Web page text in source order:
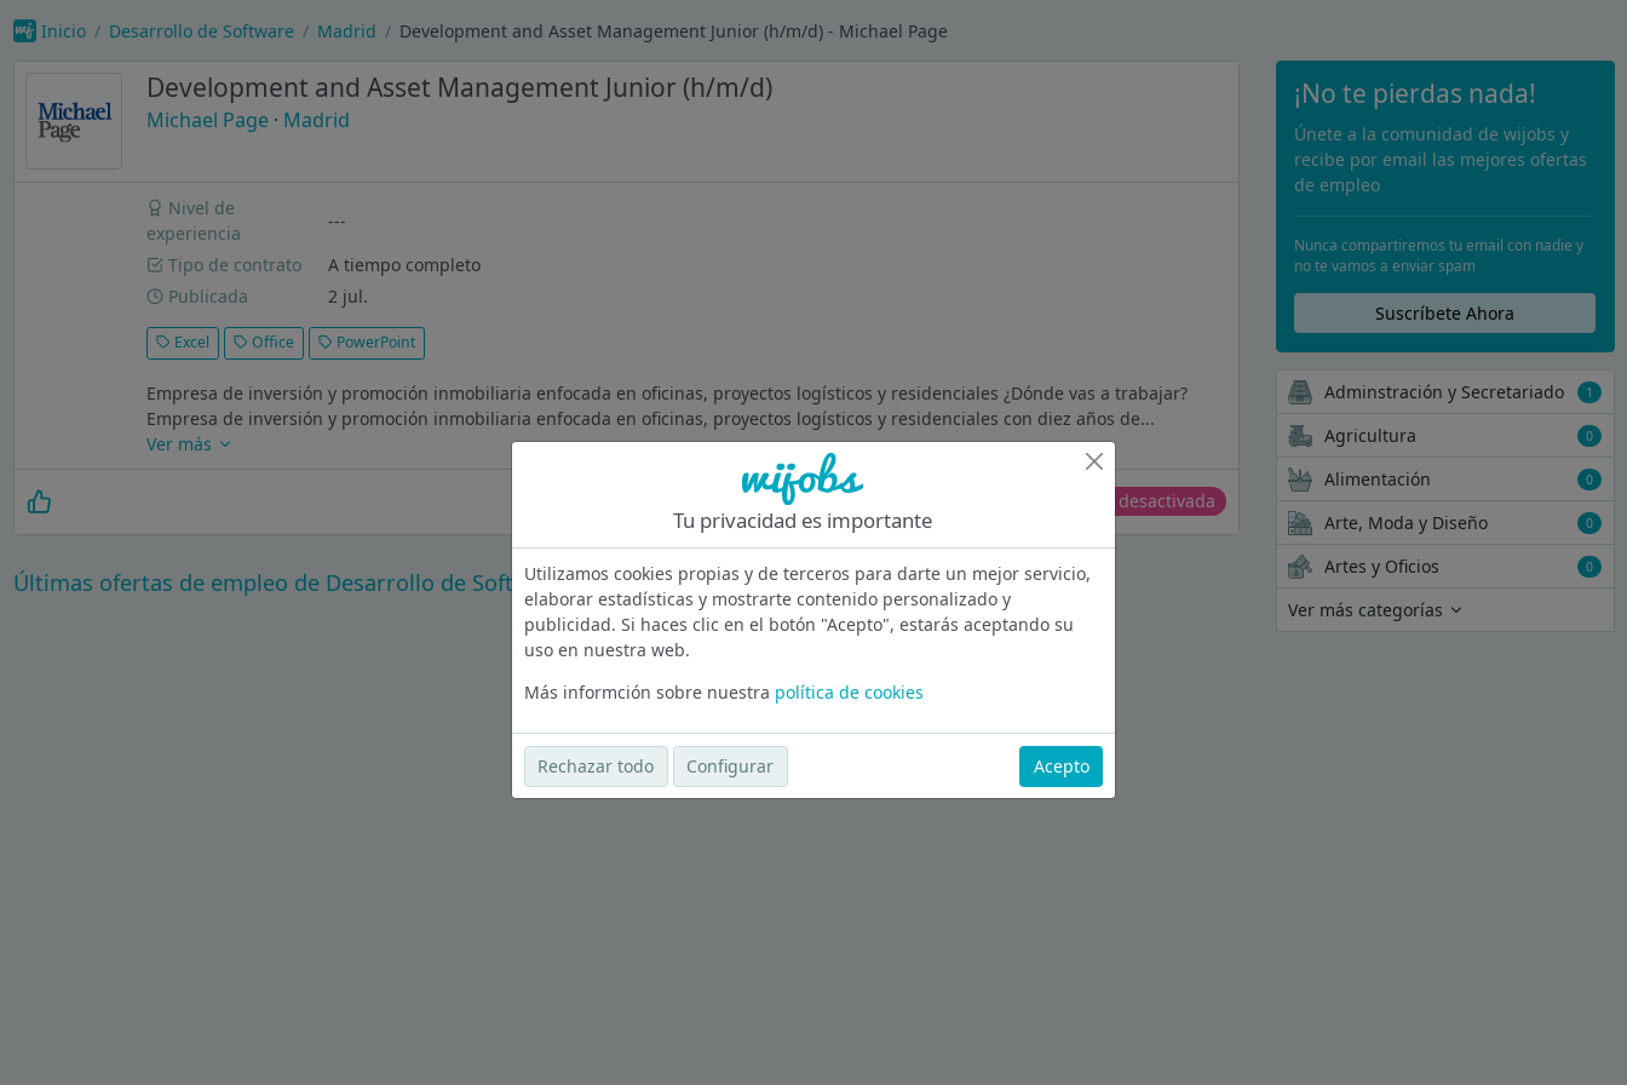
Inicio Desarrollo de Software Madrid Development and Asset Management Junior (h/m/d) - Michael Page
Development and Asset Management Junior (h/m/d)
Michael Page · Madrid
Nivel de
experiencia
---
Tipo de contrato
A tiempo completo
Publicada
2 jul.
Excel Office PowerPoint
Empresa de inversión y promoción inmobiliaria enfocada en oficinas, proyectos logísticos y residenciales ¿Dónde vas a trabajar?
Empresa de inversión y promoción inmobiliaria enfocada en oficinas, proyectos logísticos y residenciales con diez años de...
Ver más
Oferta desactivada
Últimas ofertas de empleo de Desarrollo de Software en Madrid
Ver más ofertas
¡No te pierdas nada!
Únete a la comunidad de wijobs y
recibe por email las mejores ofertas
de empleo
Nunca compartiremos tu email con nadie y
no te vamos a enviar spam
Suscríbete Ahora
Adminstración y Secretariado 1
Agricultura 0
Alimentación 0
Arte, Moda y Diseño 0
Artes y Oficios 0
Ver más categorías
Tu privacidad es importante
Utilizamos cookies propias y de terceros para darte un mejor servicio,
elaborar estadísticas y mostrarte contenido personalizado y
publicidad. Si haces clic en el botón "Acepto", estarás aceptando su
uso en nuestra web.
Más informción sobre nuestra política de cookies
Rechazar todo Configurar Acepto